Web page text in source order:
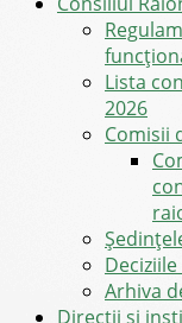
Lista
2026
Comisii
Arhiva
Direcții și